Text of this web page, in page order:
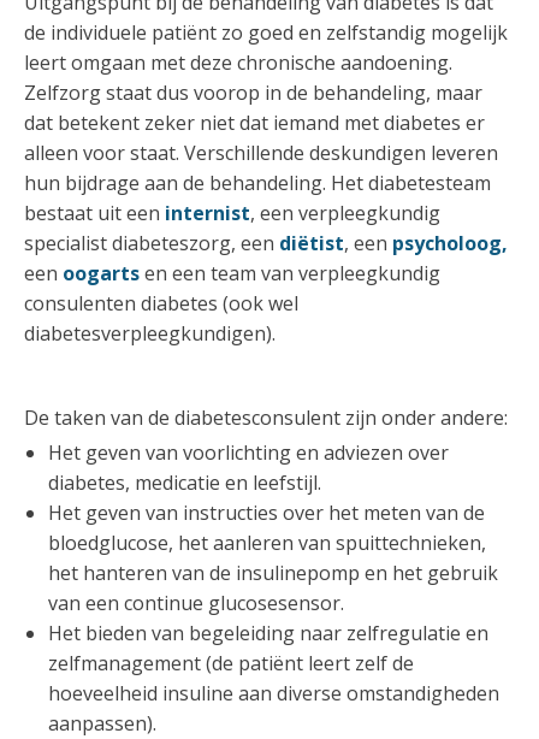
de individuele patiënt zo goed en zelfstandig mogelijk
leert omgaan met deze chronische aandoening.
Zelfzorg staat dus voorop in de behandeling, maar
dat betekent zeker niet dat iemand met diabetes er
alleen voor staat. Verschillende deskundigen leveren
hun bijdrage aan de behandeling. Het diabetesteam
bestaat uit een internist, een verpleegkundig
specialist diabeteszorg, een diëtist, een psycholoog,
een oogartsen een team van verpleegkundig
consulenten diabetes (ook wel
diabetesverpleegkundigen).
De taken van de diabetesconsulent zijn onder andere:
Het geven van voorlichting en adviezen over
diabetes, medicatie en leefstijl.
Het geven van instructies over het meten van de
bloedglucose, het aanleren van spuittechnieken,
het hanteren van de insulinepomp en het gebruik
van een continue glucosesensor.
Het bieden van begeleiding naar zelfregulatie en
zelfmanagement (de patiënt leert zelf de
hoeveelheid insuline aan diverse omstandigheden
aanpassen).